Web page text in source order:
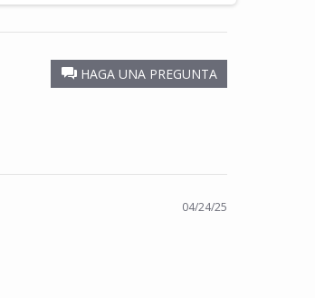
HAGA UNA PREGUNTA
04/24/25